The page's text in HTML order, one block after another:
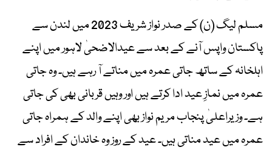
مسلم لیگ (ن) کے صدر نواز شریف 2023 میں لندن سے
پاکستان واپس آنے کے بعد سے عیدالاضحیٰ لاہور میں اپنے
اہلخانہ کے ساتھ جاتی عمرہ میں مناتے آ رہے ہیں۔ وہ جاتی
عمرہ میں نمازِ عید ادا کرتے ہیں اور وہیں قربانی بھی کی جاتی
ہے۔ وزیراعلیٰ پنجاب مریم نواز بھی اپنے والد کے ہمراہ جاتی
عمرہ میں عید مناتی ہیں۔ عید کے روز وہ خاندان کے افراد سے